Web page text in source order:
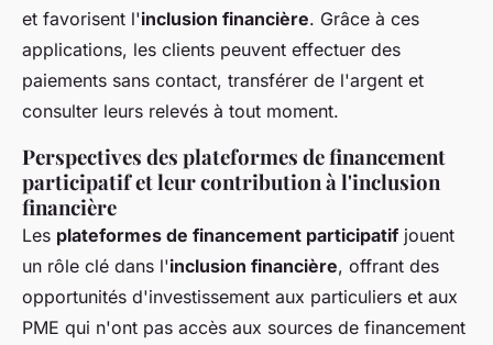
et favorisent l'inclusion financière. Grâce à ces
applications, les clients peuvent effectuer des
paiements sans contact, transférer de l'argent et
consulter leurs relevés à tout moment.
Perspectives des plateformes de financement
participatif et leur contribution à l'inclusion
financière
Les plateformes de financement participatifjouent
un rôle clé dans l'inclusion financière, offrant des
opportunités d'investissement aux particuliers et aux
PME qui n'ont pas accès aux sources de financement